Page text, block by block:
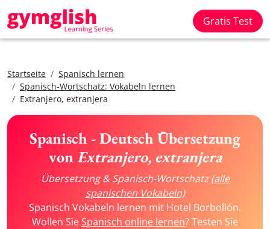
Gratis Test
Startseite
Spanisch lernen
Spanisch-Wortschatz: Vokabeln lernen
Extranjero, extranjera
Spanisch - Deutsch Übersetzung
vonExtranjero, extranjera
Übersetzung & Spanisch-Wortschatz(alle
spanischen Vokabeln)
Spanisch Vokabeln lernen mit Hotel Borbollón.
Wollen SieSpanisch online lernen? Testen Sie